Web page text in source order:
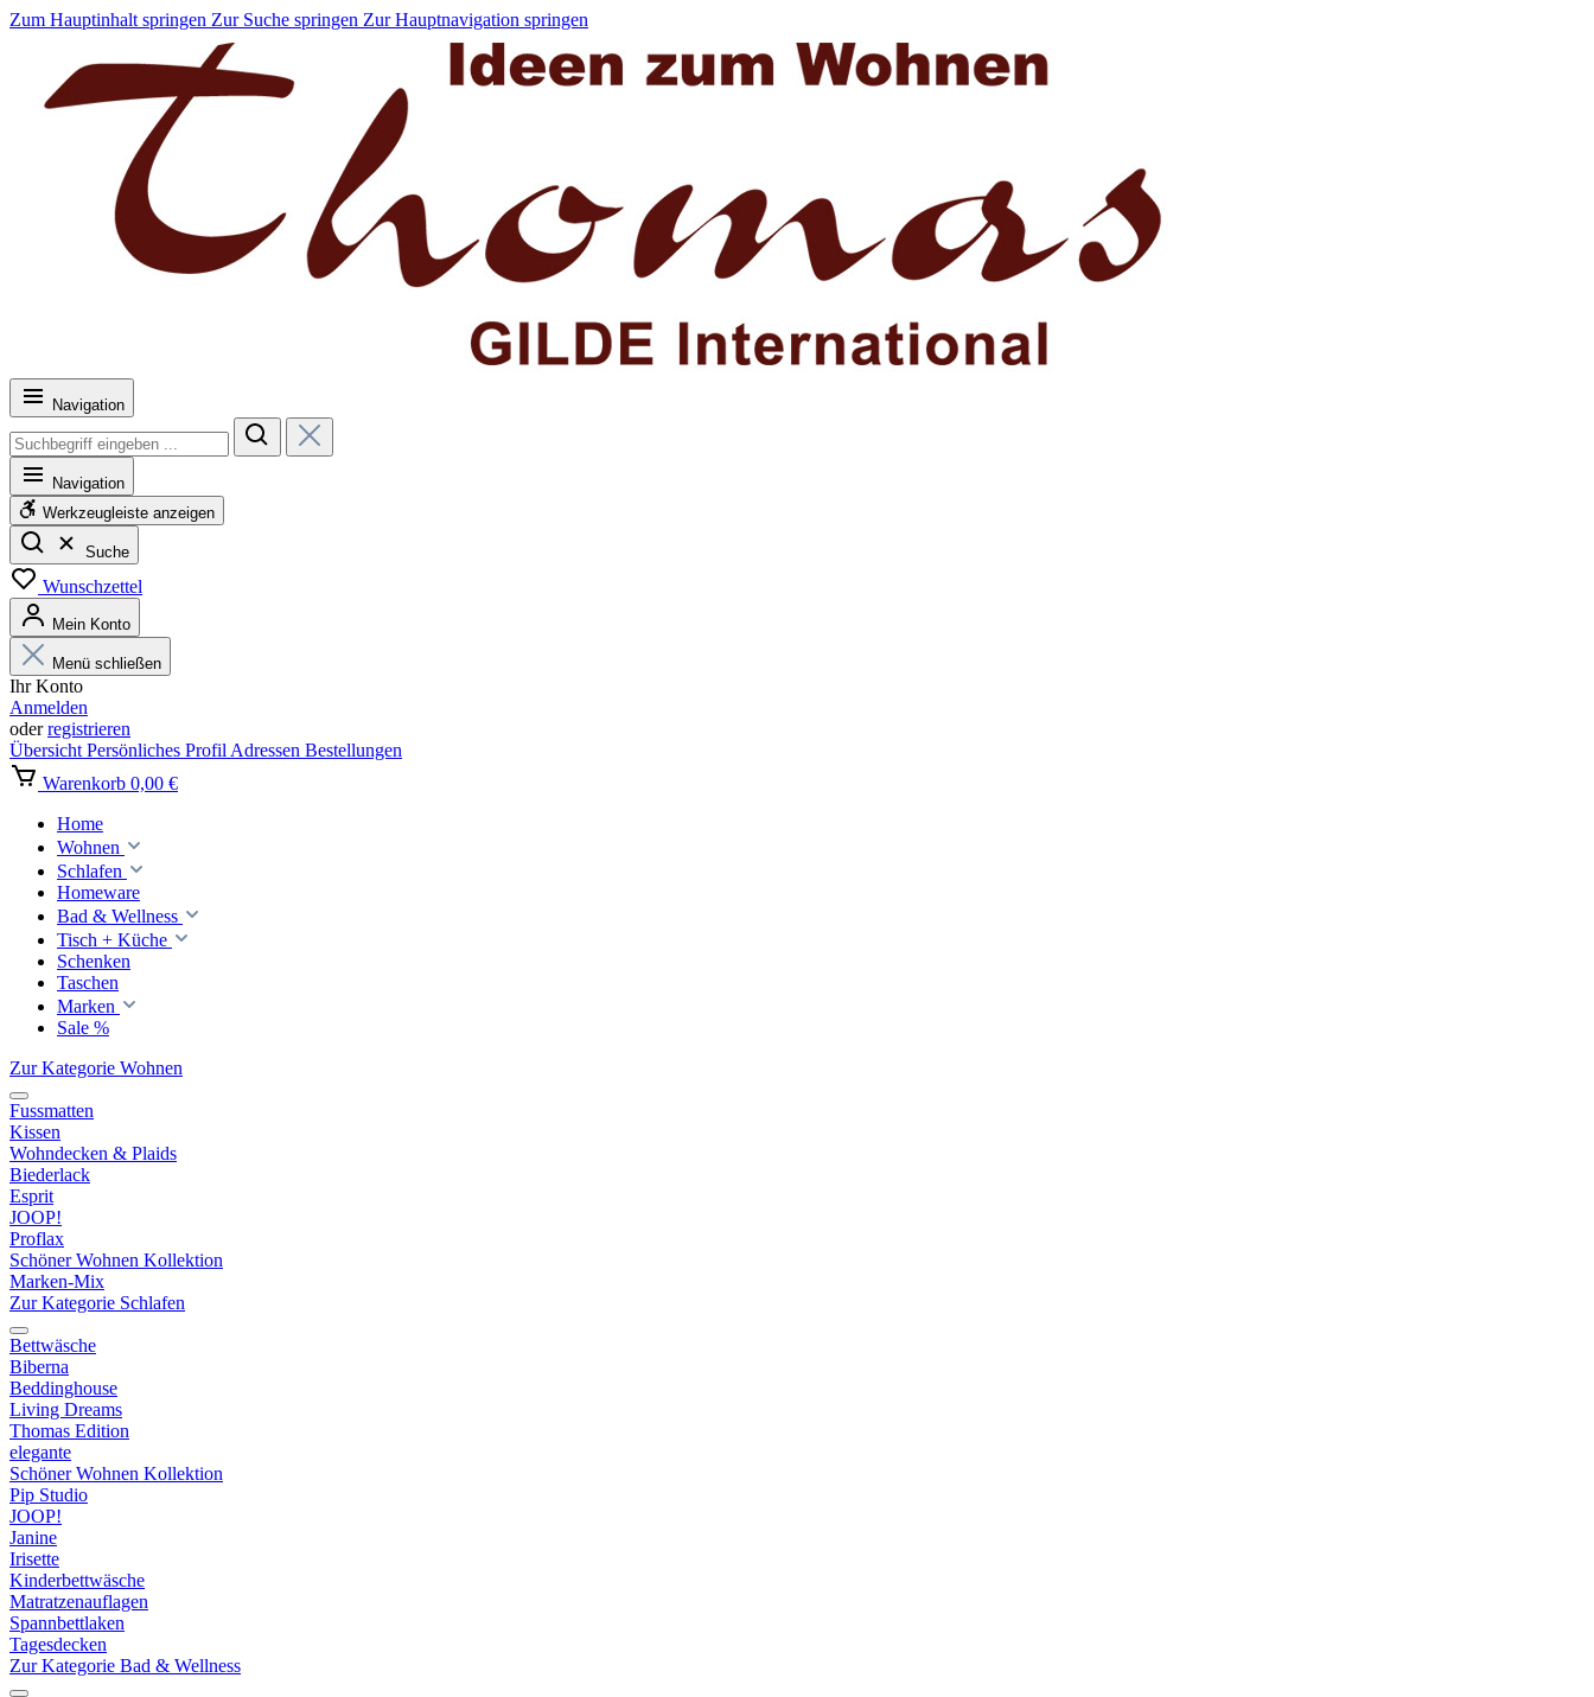
Zum Hauptinhalt springen Zur Suche springen Zur Hauptnavigation springen
Navigation
Navigation
Werkzeugleiste anzeigen
Suche
Wunschzettel
Mein Konto
Menü schließen
Ihr Konto
Anmelden
oderregistrieren
Übersicht Persönliches Profil Adressen Bestellungen
Warenkorb 0,00 €
Home
Wohnen
Schlafen
Homeware
Bad & Wellness
Tisch + Küche
Schenken
Taschen
Marken
Sale %
Zur Kategorie Wohnen
Fussmatten
Kissen
Wohndecken & Plaids
Biederlack
Esprit
JOOP!
Proflax
Schöner Wohnen Kollektion
Marken-Mix
Zur Kategorie Schlafen
Bettwäsche
Biberna
Beddinghouse
Living Dreams
Thomas Edition
elegante
Schöner Wohnen Kollektion
Pip Studio
JOOP!
Janine
Irisette
Kinderbettwäsche
Matratzenauflagen
Spannbettlaken
Tagesdecken
Zur Kategorie Bad & Wellness